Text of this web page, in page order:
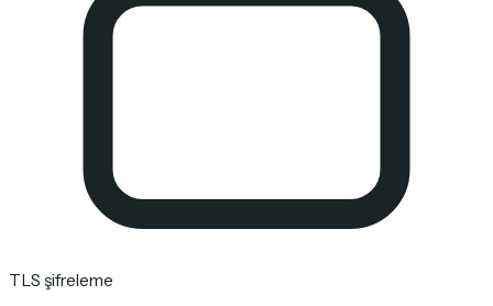
TLS şifreleme